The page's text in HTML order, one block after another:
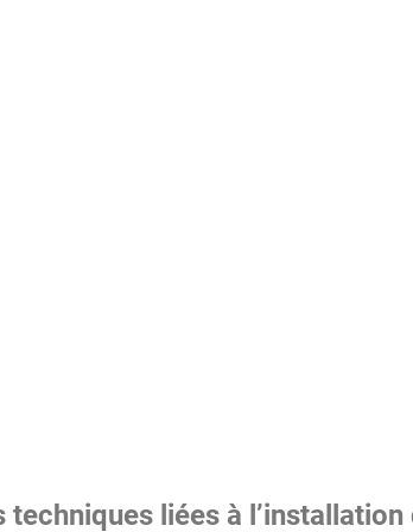
liées à l’installation